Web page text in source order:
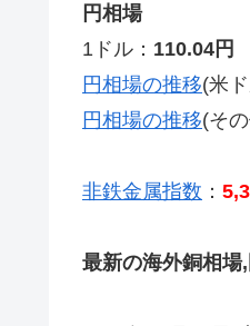
円相場
1ドル： 110.04円
円相場の推移(米
円相場の推移(そ
非鉄金属指数 ：
最新の海外銅相場